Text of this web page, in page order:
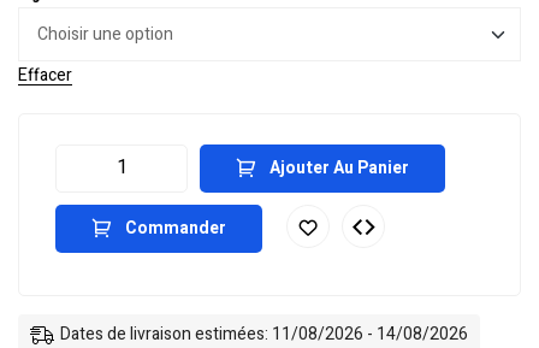
Effacer
Ajouter Au Panier
Commander
Dates de livraison estimées: 11/08/2026 - 14/08/2026